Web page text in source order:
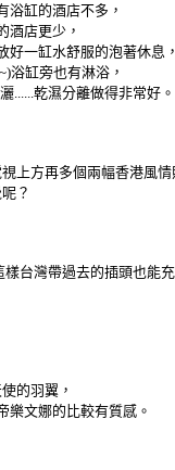
浴缸的酒店不多，
酒店更少，
一缸水舒服的泡著休息，
浴缸旁也有淋浴，
......乾濕分離做得非常好。
上方再多個兩幅香港風情
？
台灣帶過去的插頭也能
的羽翼，
樂文娜的比較有質感。